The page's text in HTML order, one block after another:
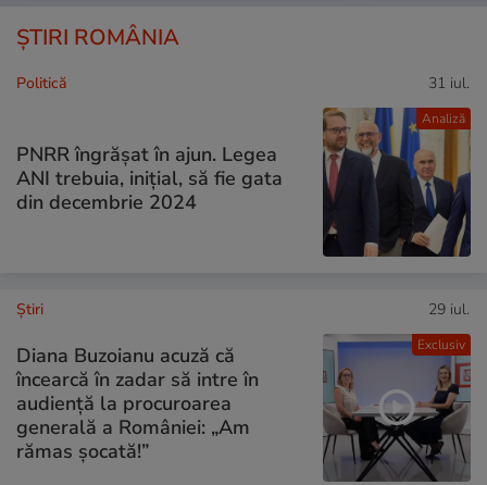
ȘTIRI ROMÂNIA
Analiză
Politică 31 iul.
PNRR îngrășat în ajun. Legea
ANI trebuia, inițial, să fie gata
din decembrie 2024
Exclusiv
Ştiri 29 iul.
Diana Buzoianu acuză că
încearcă în zadar să intre în
audiență la procuroarea
generală a României: „Am
rămas șocată!”